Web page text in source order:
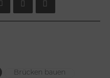
Brücken bauen